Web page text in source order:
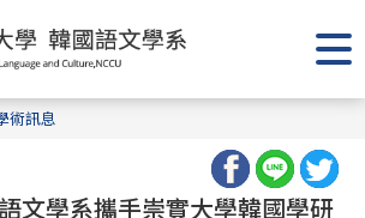
術訊息
文學系攜手崇實大學韓國學研